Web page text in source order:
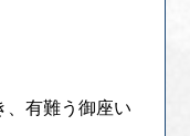
、有難う御座い